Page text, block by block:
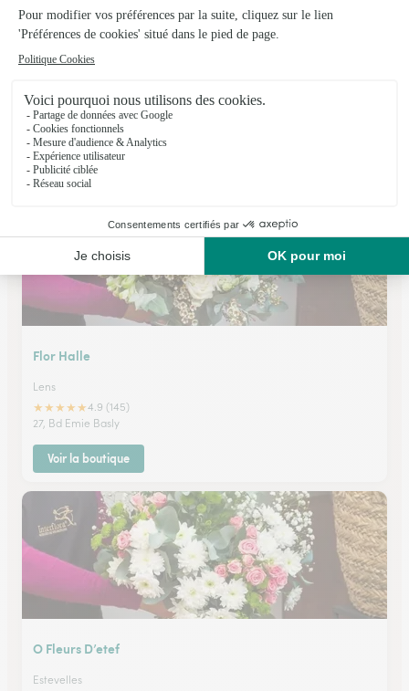
Aux Fleurs Lensoises
Lens
★★★★★4.9 (145)
98 rue René Lanoy
Voir la boutique
Flor Halle
Lens
★★★★★4.9 (145)
27, Bd Emie Basly
Voir la boutique
O Fleurs D’etef
Estevelles